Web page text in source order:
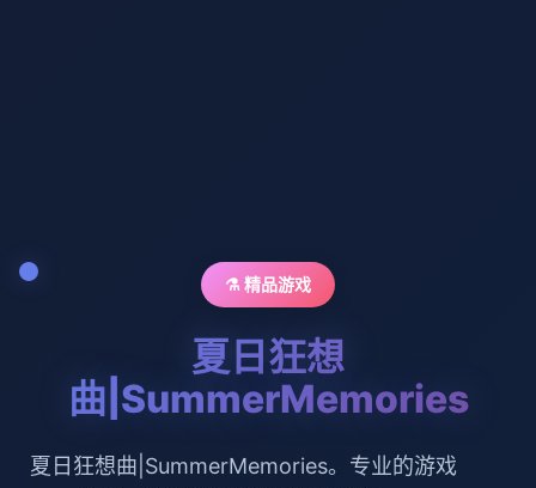
⚗️ 精品游戏
夏日狂想
曲|SummerMemories
夏日狂想曲|SummerMemories。专业的游戏